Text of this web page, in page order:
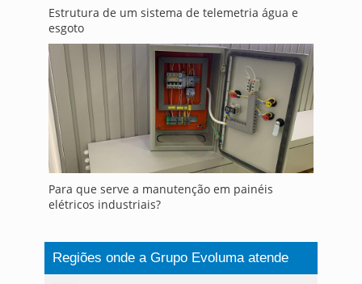
Estrutura de um sistema de telemetria água e
esgoto
Para que serve a manutenção em painéis
elétricos industriais?
Regiões onde a Grupo Evoluma atende